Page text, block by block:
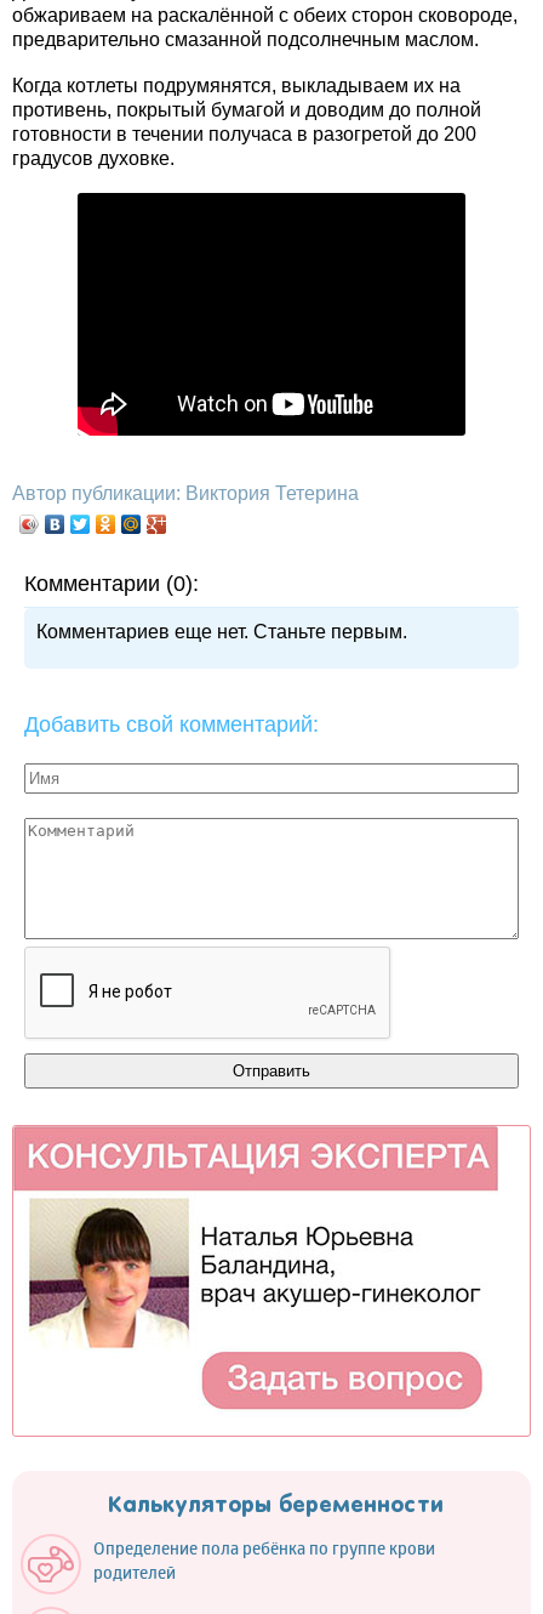
обжариваем на раскалённой с обеих сторон сковороде,
предварительно смазанной подсолнечным маслом.
Когда котлеты подрумянятся, выкладываем их на
противень, покрытый бумагой и доводим до полной
готовности в течении получаса в разогретой до 200
градусов духовке.
Автор публикации: Виктория Тетерина
Комментарии (0):
Комментариев еще нет. Станьте первым.
Добавить свой комментарий:
Калькуляторы беременности
Определение пола ребёнка по группе крови
родителей